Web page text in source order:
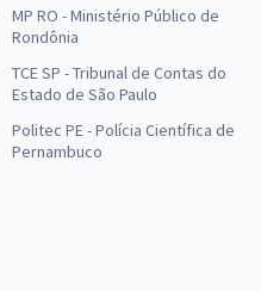
MP RO - Ministério Público de
Rondônia
TCE SP - Tribunal de Contas do
Estado de São Paulo
Politec PE - Polícia Científica de
Pernambuco